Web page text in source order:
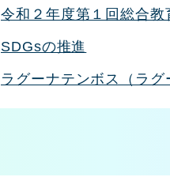
令和２年度第１回総合教
SDGsの推進
ラグーナテンボス（ラグ